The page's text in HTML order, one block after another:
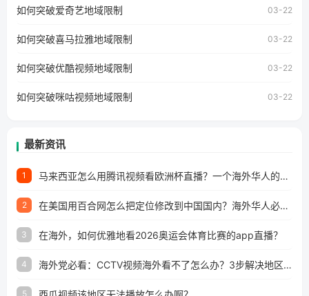
地区及版权限制问题，且仅能在中国大陆地区播放。 遇到这
户收听网易云音乐地区版权限制」的问题，无论人在香港、
工作、留学、定居等，都可以使用，不再因地区和版权限制
所困扰。
如何突破爱奇艺地域限制 03-22
如何突破喜马拉雅地域限制 03-22
如何突破优酷视频地域限制 03-22
如何突破咪咕视频地域限制 03-22
最新资讯
1 马来西亚怎么用腾讯视频看欧洲杯直播？一个海外华人的真实困扰与破解
2 在美国用百合网怎么把定位修改到中国国内？海外华人必备的回国加速指南
3 在海外，如何优雅地看2026奥运会体育比赛的app直播？
4 海外党必看：CCTV视频海外看不了怎么办？3步解决地区限制+追剧自由
5